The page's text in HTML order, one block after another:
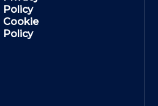
Policy
Cookie
Policy